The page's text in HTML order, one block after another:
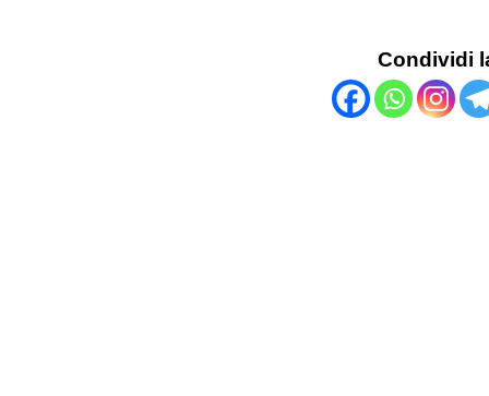
Condividi